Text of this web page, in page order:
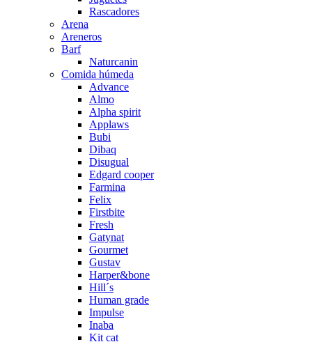
Rascadores
Arena
Areneros
Barf
Naturcanin
Comida húmeda
Advance
Almo
Alpha spirit
Applaws
Bubi
Dibaq
Disugual
Edgard cooper
Farmina
Felix
Firstbite
Fresh
Gatynat
Gourmet
Gustav
Harper&bone
Hill´s
Human grade
Impulse
Inaba
Kit cat